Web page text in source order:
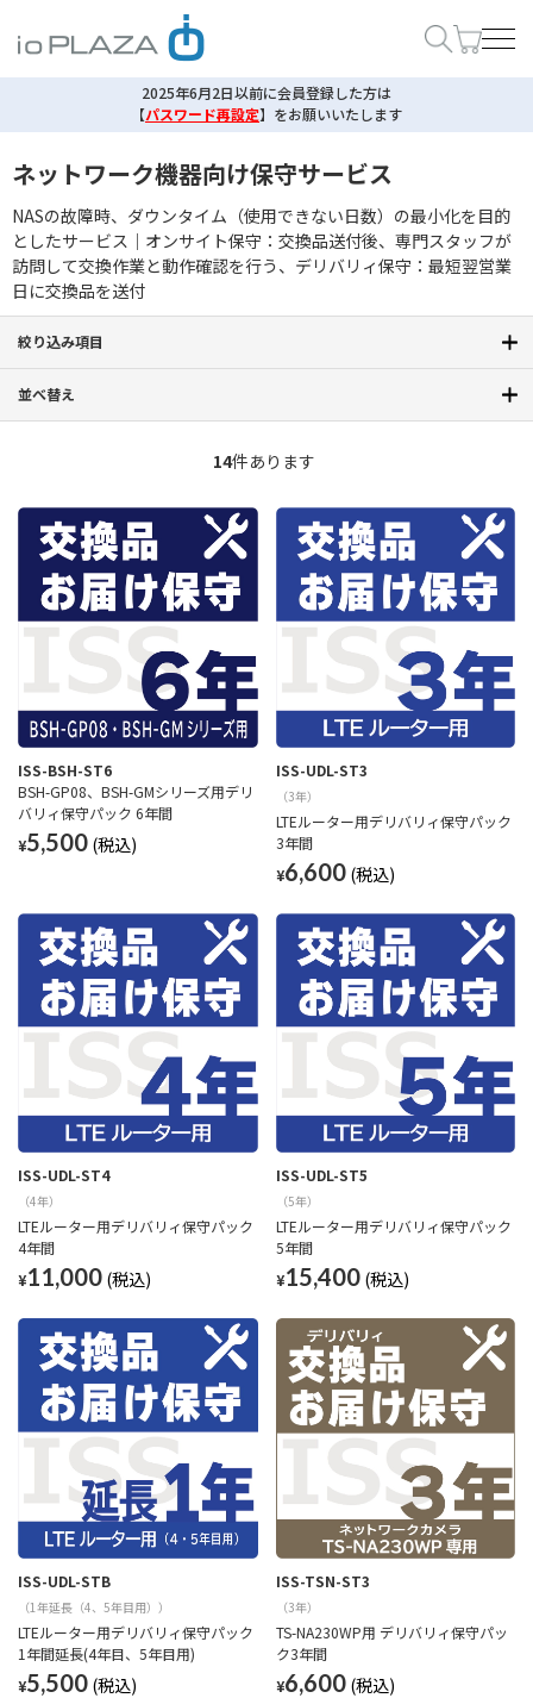
2025年6月2日以前に会員登録した方は
【パスワード再設定】 をお願いいたします
ネットワーク機器向け保守サービス
NASの故障時、ダウンタイム（使用できない日数）の最小化を目的
としたサービス｜オンサイト保守：交換品送付後、専門スタッフが
訪問して交換作業と動作確認を行う、デリバリィ保守：最短翌営業
日に交換品を送付
絞り込み項目
並べ替え
14件あります
ISS-BSH-ST6
BSH-GP08、BSH-GMシリーズ用デリ
バリィ保守パック 6年間
¥5,500
ISS-UDL-ST3
（3年）
LTEルーター用デリバリィ保守パック
3年間
¥6,600
ISS-UDL-ST4
（4年）
LTEルーター用デリバリィ保守パック
4年間
¥11,000
ISS-UDL-ST5
（5年）
LTEルーター用デリバリィ保守パック
5年間
¥15,400
ISS-UDL-STB
（1年延長（4、5年目用））
LTEルーター用デリバリィ保守パック
1年間延長(4年目、5年目用)
¥5,500
ISS-TSN-ST3
（3年）
TS-NA230WP用 デリバリィ保守パッ
ク3年間
¥6,600